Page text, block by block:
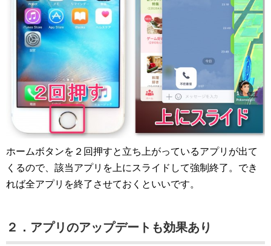
ホームボタンを２回押すと立ち上がっているアプリが出て
くるので、該当アプリを上にスライドして強制終了。でき
れば全アプリを終了させておくといいです。
２．アプリのアップデートも効果あり